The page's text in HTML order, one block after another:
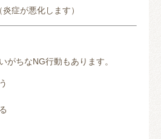
症が悪化します）
がちなNG行動もあります。